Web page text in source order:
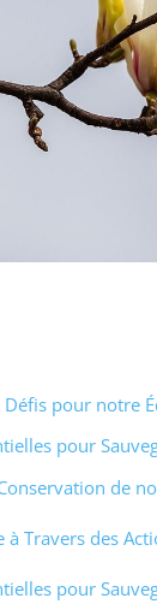
pour notre
pour
de
Travers des
pour